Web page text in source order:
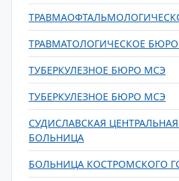
ТРАВМАТОЛОГИЧЕСКОЕ
ТУБЕРКУЛЕЗНОЕ БЮРО МСЭ
ТУБЕРКУЛЕЗНОЕ БЮРО МСЭ
СУДИСЛАВСКАЯ
БОЛЬНИЦА
БОЛЬНИЦА КОСТРОМСКОГО